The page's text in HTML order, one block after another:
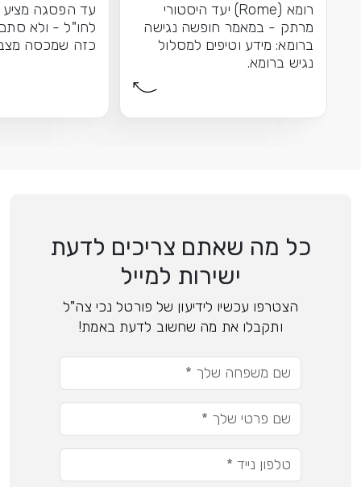
רומא (Rome) יעד היסטורי
מרתק - במאמר חופשה נגישה
ברומא: מידע וטיפים למסלול
נגיש ברומא.
עד הפסגה מציע
לחו"ל - ולא
כזה שמכסה מצב
כל מה שאתם צריכים לדעת
ישירות למייל
הצטרפו עכשיו לידיעון של פורטל נכי צה"ל
ותקבלו את מה שחשוב לדעת באמת!